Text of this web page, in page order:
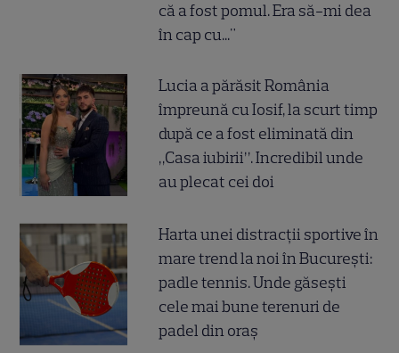
că a fost pomul. Era să-mi dea
în cap cu..."
Lucia a părăsit România
împreună cu Iosif, la scurt timp
după ce a fost eliminată din
„Casa iubirii”. Incredibil unde
au plecat cei doi
Harta unei distracții sportive în
mare trend la noi în București:
padle tennis. Unde găsești
cele mai bune terenuri de
padel din oraș